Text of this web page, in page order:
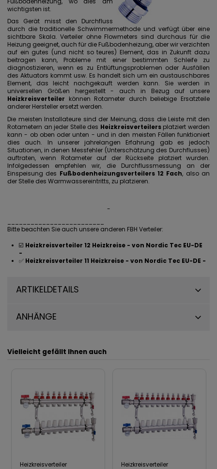
wichtigsten ist.
Das Gerät misst den Durchfluss
durch die traditionelle Schwimmermethode und verfügt über eine
sichtbare Skala. Verteiler ohne Flowmeters sind durchaus für die
Heizung geeignet, auch für die Fußbodenheizung, aber wir verzichten
auf ein gutes (und nicht so teures) Element, das in Zukunft dazu
beitragen kann, Probleme mit einer bestimmten Schleife zu
diagnostizieren, wenn es zu Entlüftungsproblemen oder Ausfällen
des Aktuators kommt usw. Es handelt sich um ein austauschbares
Element, das leicht nachgekauft werden kann. Sie werden in
universellen Größen hergestellt - auch in Bezug auf unsere
Heizkreisverteiler können Rotameter durch beliebige Ersatzteile
anderer Hersteller ersetzt werden.
Die meisten Installateure sind der Meinung, dass die Leiste mit den
Rotametern an jeder Stelle des Heizkreisverteilersplatziert werden
kann - ob oben oder unten - und in den meisten Fällen funktioniert
dies auch. In unserer jahrelangen Erfahrung gab es jedoch
Situationen, in denen Messfehler (Unterschätzung des Durchflusses)
auftraten, wenn Rotameter auf der Rückseite platziert wurden.
Infolgedessen empfehlen wir, die Durchflussmessung an der
Einspeisung des Fußbodenheizungsverteilers 12 Fach, also an
der Stelle des Warmwassereintritts, zu platzieren.
-
Bitte beachten Sie auch unsere anderen FBH Verteiler:
☑️ Heizkreisverteiler 12 Heizkreise - von Nordic Tec EU-DE
-
✅ Heizkreisverteiler 11 Heizkreise - von Nordic Tec EU-DE -
ARTIKELDETAILS
ANHÄNGE
Vielleicht gefällt Ihnen auch
Heizkreisverteiler
Heizkreisverteiler